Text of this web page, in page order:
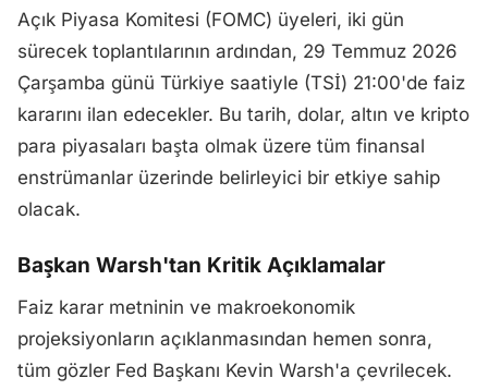
Açık Piyasa Komitesi (FOMC) üyeleri, iki gün
sürecek toplantılarının ardından, 29 Temmuz 2026
Çarşamba günü Türkiye saatiyle (TSİ) 21:00'de faiz
kararını ilan edecekler. Bu tarih, dolar, altın ve kripto
para piyasaları başta olmak üzere tüm finansal
enstrümanlar üzerinde belirleyici bir etkiye sahip
olacak.
Başkan Warsh'tan Kritik Açıklamalar
Faiz karar metninin ve makroekonomik
projeksiyonların açıklanmasından hemen sonra,
tüm gözler Fed Başkanı Kevin Warsh'a çevrilecek.